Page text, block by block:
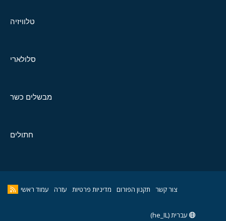
טלוויזיה
סלולארי
מבשלים כשר
חתולים
צור קשר תקנון הפורום מדיניות פרטיות עזרה עמוד ראשי
עברית (he_IL)